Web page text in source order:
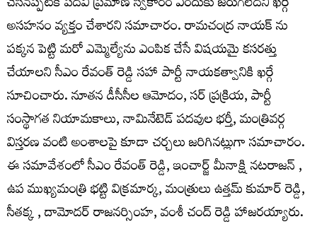
అసహనం వ్యక్తం చేశారని సమాచారం. రామచంద్ర నాయక్ ను
పక్కన పెట్టి మరో ఎమ్మెల్యేను ఎంపిక చేసే విషయమై కసరత్తు
చేయాలని సీఎం రేవంత్ రెడ్డి సహా పార్టీ నాయకత్వానికి ఖర్గే
సూచించారు. నూతన డీసీసీల ఆమోదం, సర్ ప్రక్రియ, పార్టీ
సంస్థాగత నియామకాలు, నామినేటెడ్ పదవుల భర్తీ, మంత్రివర్గ
విస్తరణ వంటి అంశాలపై కూడా చర్చలు జరిగినట్లుగా సమాచారం.
ఈ సమావేశంలో సీఎం రేవంత్ రెడ్డి, ఇంచార్జ్ మీనాక్షి నటరాజన్ ,
ఉప ముఖ్యమంత్రి భట్టి విక్రమార్క, మంత్రులు ఉత్తమ్ కుమార్ రెడ్డి,
సీతక్క , దామోదర్ రాజనర్సింహ, వంశీ చంద్ రెడ్డి హాజరయ్యారు.